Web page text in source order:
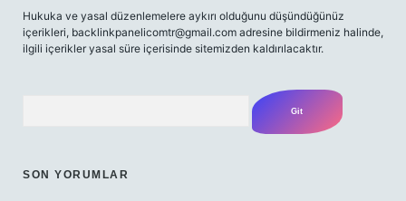
Hukuka ve yasal düzenlemelere aykırı olduğunu düşündüğünüz
içerikleri, backlinkpanelicomtr@gmail.com adresine bildirmeniz halinde,
ilgili içerikler yasal süre içerisinde sitemizden kaldırılacaktır.
SON YORUMLAR